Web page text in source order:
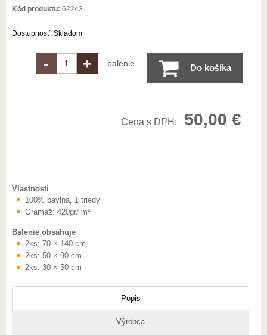
Kód produktu: 62243
Dostupnosť: Skladom
- + balenie Do košíka
Cena s DPH: 50,00 €
Vlastnosti
100% bavlna, 1 triedy
Gramáž: 420gr/ m²
Balenie obsahuje
2ks: 70 × 140 cm
2ks: 50 × 90 cm
2ks: 30 × 50 cm
Popis
Výrobca